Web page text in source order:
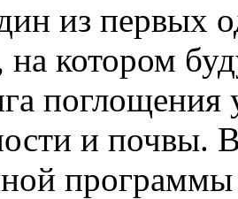
из первых
котором
поглощения
и почвы.